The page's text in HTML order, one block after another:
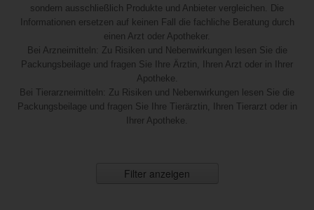
sondern ausschließlich Produkte und Anbieter vergleichen. Die
Informationen ersetzen auf keinen Fall die fachliche Beratung durch
einen Arzt oder Apotheker.
Bei Arzneimitteln: Zu Risiken und Nebenwirkungen lesen Sie die
Packungsbeilage und fragen Sie Ihre Ärztin, Ihren Arzt oder in Ihrer
Apotheke.
Bei Tierarzneimitteln: Zu Risiken und Nebenwirkungen lesen Sie die
Packungsbeilage und fragen Sie Ihre Tierärztin, Ihren Tierarzt oder in
Ihrer Apotheke.
Filter anzeigen